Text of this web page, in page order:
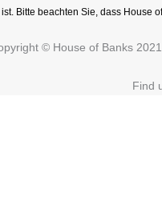
Bitte beachten Sie, dass House
© House of Banks
Find